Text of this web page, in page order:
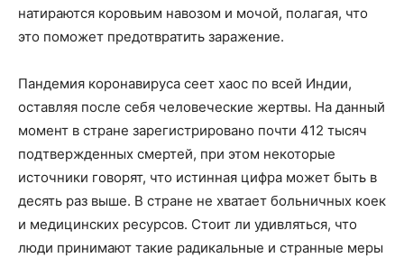
натираются коровьим навозом и мочой, полагая, что
это поможет предотвратить заражение.
Пандемия коронавируса сеет хаос по всей Индии,
оставляя после себя человеческие жертвы. На данный
момент в стране зарегистрировано почти 412 тысяч
подтвержденных смертей, при этом некоторые
источники говорят, что истинная цифра может быть в
десять раз выше. В стране не хватает больничных коек
и медицинских ресурсов. Стоит ли удивляться, что
люди принимают такие радикальные и странные меры